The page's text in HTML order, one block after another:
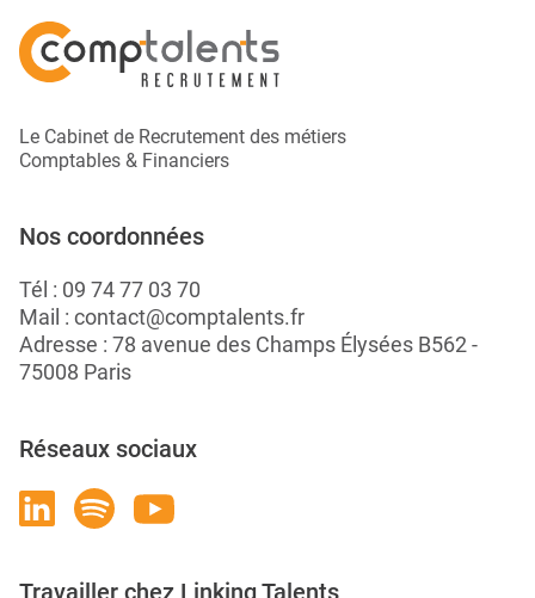
Le Cabinet de Recrutement des métiers
Comptables & Financiers
Nos coordonnées
Tél : 09 74 77 03 70
Mail : contact@comptalents.fr
Adresse : 78 avenue des Champs Élysées B562 -
75008 Paris
Réseaux sociaux
Travailler chez Linking Talents